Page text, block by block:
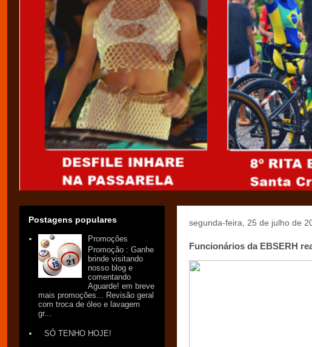
segunda-feira, 25 de julho de
Funcionários da EBSERH
Postagens populares
Promoções
Promoção : Ganhe
brinde visitando
nosso blog e
comentando
Aguarde! em breve
mais promoções... Revisão geral
com troca de óleo e lavagem
gr...
SÓ TENHO HOJE!